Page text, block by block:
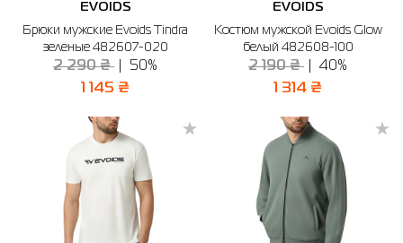
EVOIDS
Брюки мужские Evoids Tindra
зеленые 482607-020
2 290 ₴ 50%
1 145 ₴
EVOIDS
Костюм мужской Evoids Glow
белый 482608-100
2 190 ₴ 40%
1 314 ₴